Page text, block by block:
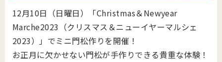
12月10日（日曜日）「Christmas＆Newyear
Marche2023（クリスマス＆ニューイヤーマルシェ
2023）」でミニ門松作りを開催！
お正月に欠かせない門松が手作りできる貴重な体験！